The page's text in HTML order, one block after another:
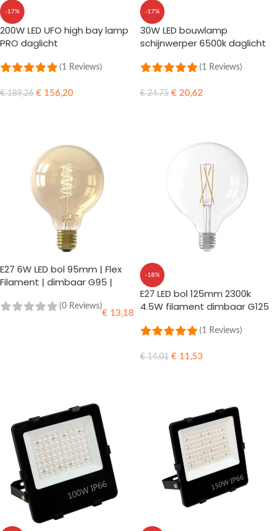
-17%
200W LED UFO high bay lamp
PRO daglicht
(1 Reviews)
€189,26 € 156,20
-17%
30W LED bouwlamp
schijnwerper 6500k daglicht
(1 Reviews)
€24,75 € 20,62
E27 6W LED bol 95mm | Flex
Filament | dimbaar G95 |
(0 Reviews)
€ 13,18
-18%
E27 LED bol 125mm 2300k
4.5W filament dimbaar G125
(1 Reviews)
€14,01 € 11,53